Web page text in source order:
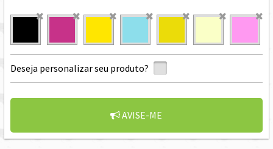
Deseja personalizar seu produto?
AVISE-ME